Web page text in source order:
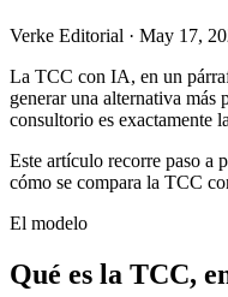
Verke Editorial · May 17,
La TCC con IA, en un
generar una alternativa
consultorio es exactamente
Este artículo recorre paso a
cómo se compara la TCC
El modelo
Qué es la TCC,